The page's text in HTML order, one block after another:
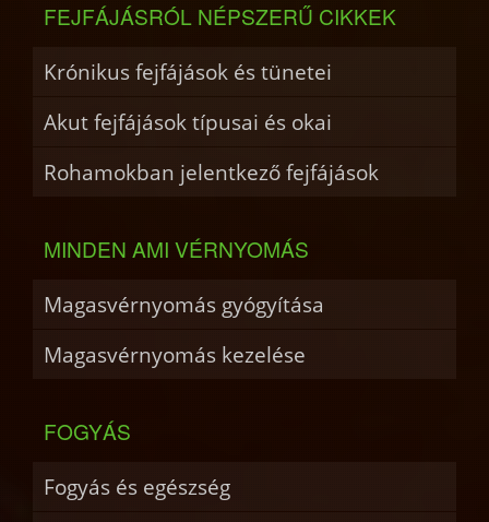
FEJFÁJÁSRÓL NÉPSZERŰ CIKKEK
Krónikus fejfájások és tünetei
Akut fejfájások típusai és okai
Rohamokban jelentkező fejfájások
MINDEN AMI VÉRNYOMÁS
Magasvérnyomás gyógyítása
Magasvérnyomás kezelése
FOGYÁS
Fogyás és egészség